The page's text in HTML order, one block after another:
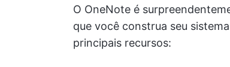
O OneNote é
que você construa seu
principais recursos: